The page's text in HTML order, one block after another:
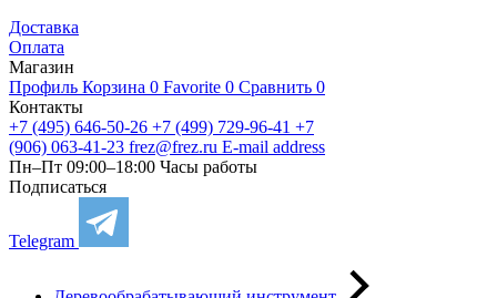
Доставка
Оплата
Магазин
Профиль Корзина 0 Favorite 0 Сравнить 0
Контакты
+7 (495) 646-50-26 +7 (499) 729-96-41 +7
(906) 063-41-23 frez@frez.ru E-mail address
Пн–Пт 09:00–18:00 Часы работы
Подписаться
Telegram